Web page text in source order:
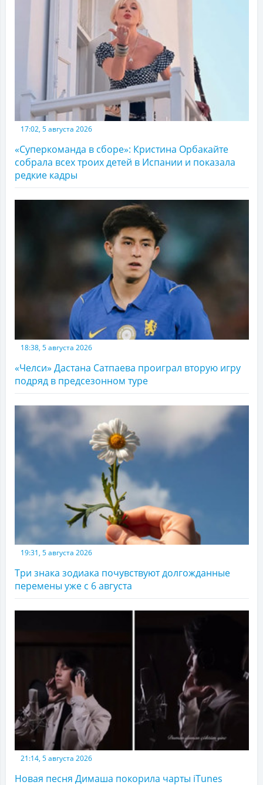
17:02, 5 августа 2026
«Суперкоманда в сборе»: Кристина Орбакайте
собрала всех троих детей в Испании и показала
редкие кадры
18:38, 5 августа 2026
«Челси» Дастана Сатпаева проиграл вторую игру
подряд в предсезонном туре
19:31, 5 августа 2026
Три знака зодиака почувствуют долгожданные
перемены уже с 6 августа
21:14, 5 августа 2026
Новая песня Димаша покорила чарты iTunes